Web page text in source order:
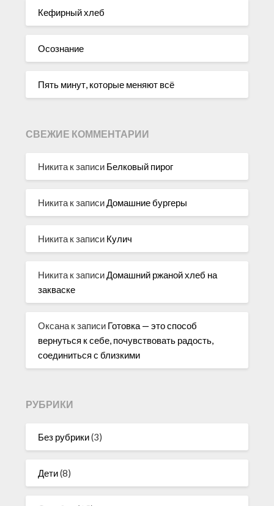
Кефирный хлеб
Осознание
Пять минут, которые меняют всё
СВЕЖИЕ КОММЕНТАРИИ
Никита к записи Белковый пирог
Никита к записиДомашние бургеры
Никита к записи Кулич
Никита к записиДомашний ржаной хлеб на
закваске
Оксана к записи Готовка — это способ
вернуться к себе, почувствовать радость,
соединиться с близкими
РУБРИКИ
Без рубрики(3)
Дети(8)